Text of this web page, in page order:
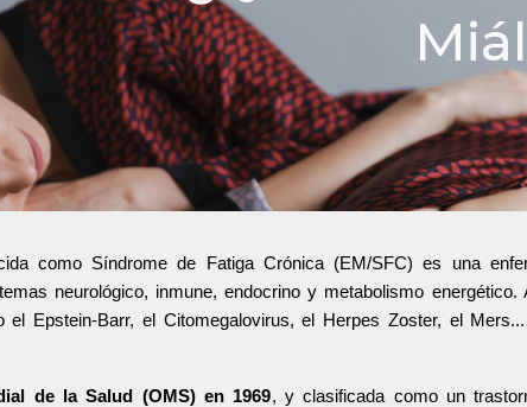
como Síndrome de Fatiga Crónica (EM/SFC) es una
neurológico, inmune, endocrino y metabolismo
Epstein-Barr, el Citomegalovirus, el Herpes Zoster, el
de la Salud (OMS) en 1969, y clasificada como un